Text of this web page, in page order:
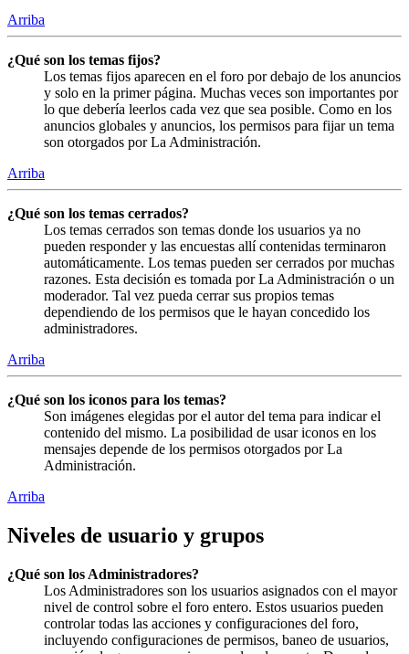
Arriba
¿Qué son los temas fijos?
Los temas fijos aparecen en el foro por debajo de los anuncios
y solo en la primer página. Muchas veces son importantes por
lo que debería leerlos cada vez que sea posible. Como en los
anuncios globales y anuncios, los permisos para fijar un tema
son otorgados por La Administración.
Arriba
¿Qué son los temas cerrados?
Los temas cerrados son temas donde los usuarios ya no
pueden responder y las encuestas allí contenidas terminaron
automáticamente. Los temas pueden ser cerrados por muchas
razones. Esta decisión es tomada por La Administración o un
moderador. Tal vez pueda cerrar sus propios temas
dependiendo de los permisos que le hayan concedido los
administradores.
Arriba
¿Qué son los iconos para los temas?
Son imágenes elegidas por el autor del tema para indicar el
contenido del mismo. La posibilidad de usar iconos en los
mensajes depende de los permisos otorgados por La
Administración.
Arriba
Niveles de usuario y grupos
¿Qué son los Administradores?
Los Administradores son los usuarios asignados con el mayor
nivel de control sobre el foro entero. Estos usuarios pueden
controlar todas las acciones y configuraciones del foro,
incluyendo configuraciones de permisos, baneo de usuarios,